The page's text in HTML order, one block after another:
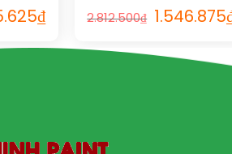
₫
1019
2.812.500₫ 1.546.875